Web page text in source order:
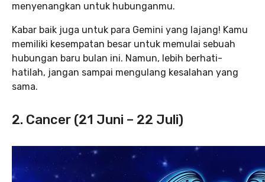
menyenangkan untuk hubunganmu.
Kabar baik juga untuk para Gemini yang lajang! Kamu
memiliki kesempatan besar untuk memulai sebuah
hubungan baru bulan ini. Namun, lebih berhati-
hatilah, jangan sampai mengulang kesalahan yang
sama.
2. Cancer (21 Juni – 22 Juli)